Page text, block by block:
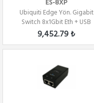
ES-8XP
Ubiquiti Edge Yön. Gigabit
Switch 8x1Gbit Eth + USB
150Watt
9,452.79 ₺